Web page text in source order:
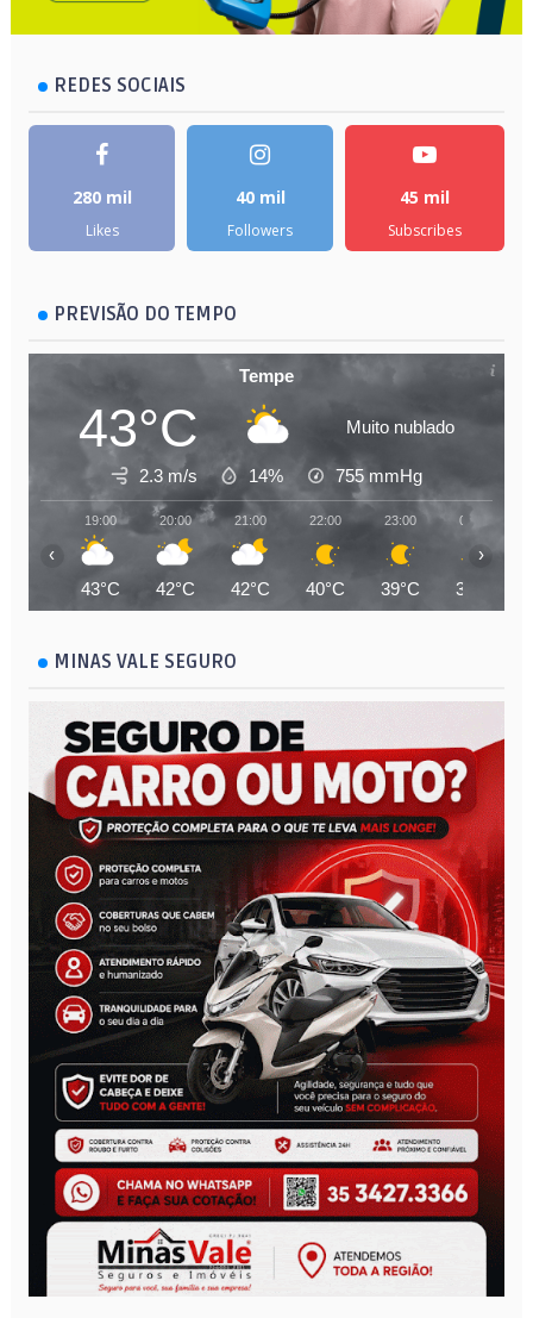
REDES SOCIAIS
280 mil
Likes
40 mil
Followers
45 mil
Subscribes
PREVISÃO DO TEMPO
Tempe
43°C Muito nublado
2.3 m/s 14% 755 mmHg
19:00
43°C
20:00
42°C
21:00
42°C
22:00
40°C
23:00
39°C
00:00
38°C
‹ ›
MINAS VALE SEGURO